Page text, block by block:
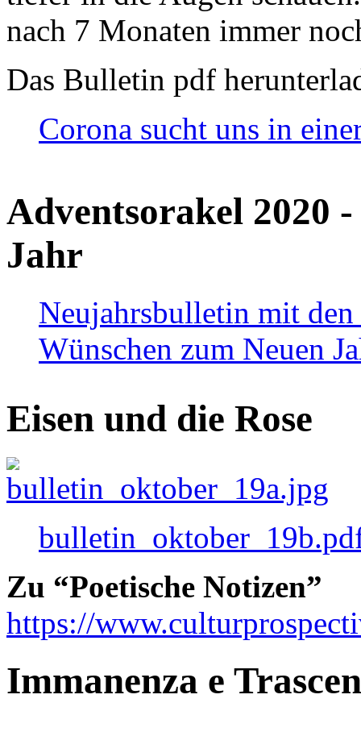
nach 7 Monaten immer
Das Bulletin pdf
Corona sucht uns in
Adventsorakel 2020
Jahr
Neujahrsbulletin mit den
Wünschen zum Neuen
Eisen und die Rose
Zu “Poetische Notizen”
https://
Immanenza e